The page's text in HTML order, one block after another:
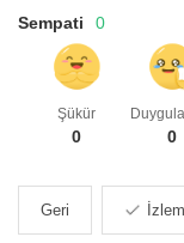
Sempati 0
Şükür
0 0
Geri